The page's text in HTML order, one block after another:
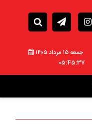
جمعه ۱۵ مرداد ۱۴۰۵
05:45:38